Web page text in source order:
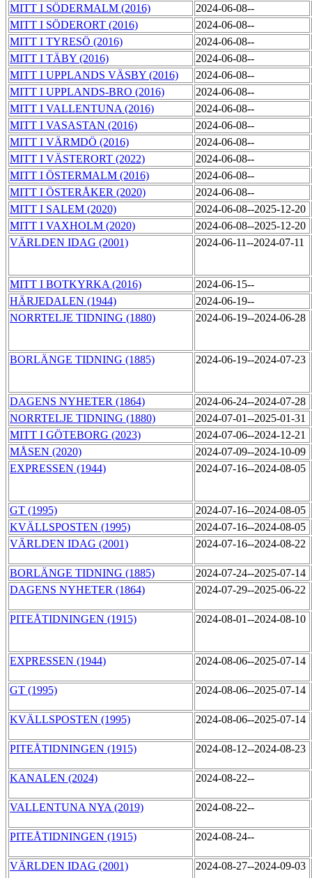
MITT I SÖDERMALM (2016)
2024-06-08--
MITT I SÖDERORT (2016)
2024-06-08--
MITT I TYRESÖ (2016)
2024-06-08--
MITT I TÄBY (2016)
2024-06-08--
MITT I UPPLANDS VÄSBY (2016)
2024-06-08--
MITT I UPPLANDS-BRO (2016)
2024-06-08--
MITT I VALLENTUNA (2016)
2024-06-08--
MITT I VASASTAN (2016)
2024-06-08--
MITT I VÄRMDÖ (2016)
2024-06-08--
MITT I VÄSTERORT (2022)
2024-06-08--
MITT I ÖSTERMALM (2016)
2024-06-08--
MITT I ÖSTERÅKER (2020)
2024-06-08--
MITT I SALEM (2020)
2024-06-08--2025-12-20
MITT I VAXHOLM (2020)
2024-06-08--2025-12-20
VÄRLDEN IDAG (2001)
2024-06-11--2024-07-11
MITT I BOTKYRKA (2016)
2024-06-15--
HÄRJEDALEN (1944)
2024-06-19--
NORRTELJE TIDNING (1880)
2024-06-19--2024-06-28
BORLÄNGE TIDNING (1885) 2024-06-19--2024-07-23
DAGENS NYHETER (1864)
2024-06-24--2024-07-28
NORRTELJE TIDNING (1880)
2024-07-01--2025-01-31
MITT I GÖTEBORG (2023)
2024-07-06--2024-12-21
MÅSEN (2020)
2024-07-09--2024-10-09
EXPRESSEN (1944)
2024-07-16--2024-08-05
GT (1995)
2024-07-16--2024-08-05
KVÄLLSPOSTEN (1995)
2024-07-16--2024-08-05
VÄRLDEN IDAG (2001)
2024-07-16--2024-08-22
BORLÄNGE TIDNING (1885)
2024-07-24--2025-07-14
DAGENS NYHETER (1864)
2024-07-29--2025-06-22
PITEÅTIDNINGEN (1915) 2024-08-01--2024-08-10
EXPRESSEN (1944) 2024-08-06--2025-07-14
GT (1995) 2024-08-06--2025-07-14
KVÄLLSPOSTEN (1995) 2024-08-06--2025-07-14
PITEÅTIDNINGEN (1915) 2024-08-12--2024-08-23
KANALEN (2024) 2024-08-22--
VALLENTUNA NYA (2019) 2024-08-22--
PITEÅTIDNINGEN (1915) 2024-08-24--
VÄRLDEN IDAG (2001) 2024-08-27--2024-09-03